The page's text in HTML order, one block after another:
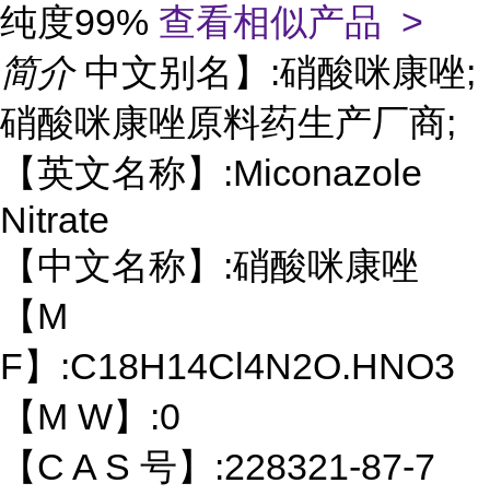
纯度99% 查看相似产品 >
简介 中文别名】:硝酸咪康唑;
硝酸咪康唑原料药生产厂商;
【英文名称】:Miconazole
Nitrate
【中文名称】:硝酸咪康唑
【M
F】:C18H14Cl4N2O.HNO3
【M W】:0
【C A S 号】:228321-87-7